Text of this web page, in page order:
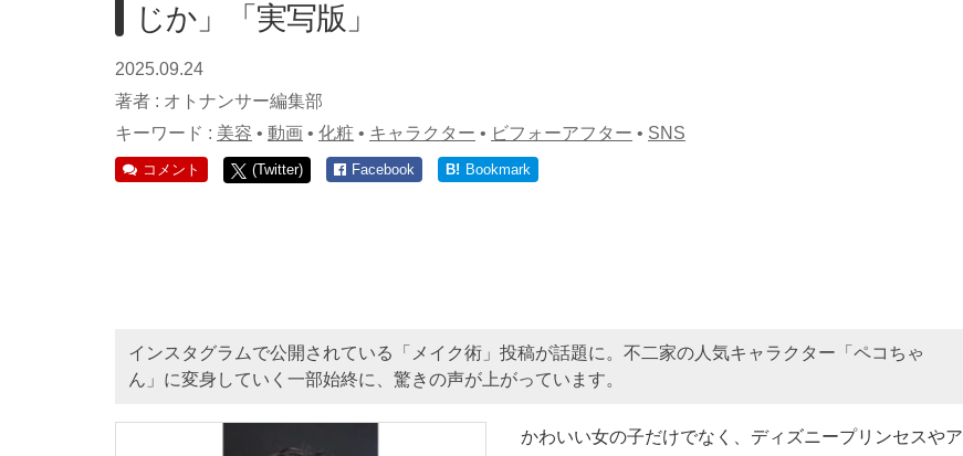
じか」「実写版」
2025.09.24
著者 : オトナンサー編集部
キーワード : 美容 • 動画 • 化粧 • キャラクター • ビフォーアフター • SNS
コメント (Twitter) Facebook B! Bookmark
インスタグラムで公開されている「メイク術」投稿が話題に。不二家の人気キャラクター「ペコちゃ
ん」に変身していく一部始終に、驚きの声が上がっています。
かわいい女の子だけでなく、ディズニープリンセスやア